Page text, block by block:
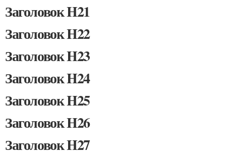
Заголовок H21
Заголовок H22
Заголовок H23
Заголовок H24
Заголовок H25
Заголовок H26
Заголовок H27